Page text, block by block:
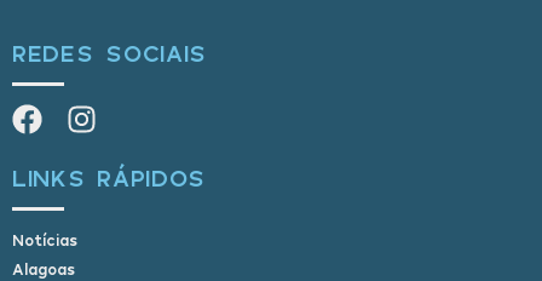
REDES SOCIAIS
LINKS RÁPIDOS
Notícias
Alagoas